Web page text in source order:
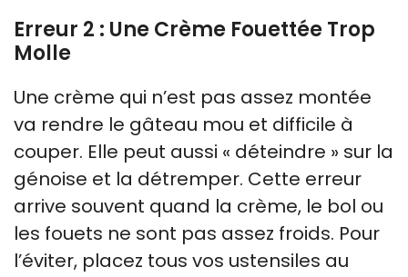
Erreur 2 : Une Crème Fouettée Trop
Molle
Une crème qui n’est pas assez montée
va rendre le gâteau mou et difficile à
couper. Elle peut aussi « déteindre » sur la
génoise et la détremper. Cette erreur
arrive souvent quand la crème, le bol ou
les fouets ne sont pas assez froids. Pour
l’éviter, placez tous vos ustensiles au